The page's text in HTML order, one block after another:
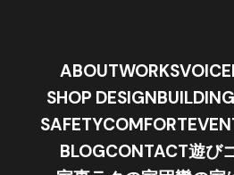
ABOUTWORKSVOICE
SHOP DESIGN
SAFETYCOMFORT
BLOGCONTACT遊び